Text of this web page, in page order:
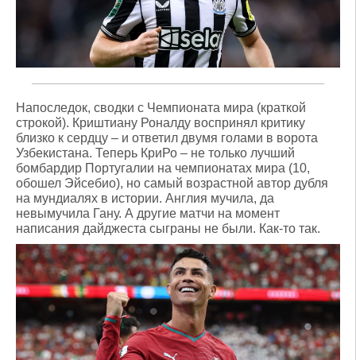
Напоследок, сводки с Чемпионата мира (краткой
строкой). Криштиану Роналду воспринял критику
близко к сердцу – и ответил двумя голами в ворота
Узбекистана. Теперь КриРо – не только лучший
бомбардир Португалии на чемпионатах мира (10,
обошел Эйсебио), но самый возрастной автор дубля
на мундиалях в истории. Англия мучила, да
невымучила Гану. А другие матчи на момент
написания дайджеста сыграны не были. Как-то так.